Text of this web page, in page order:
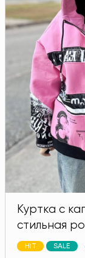
Куртка с
стильная
MODLAV
HIT SALE